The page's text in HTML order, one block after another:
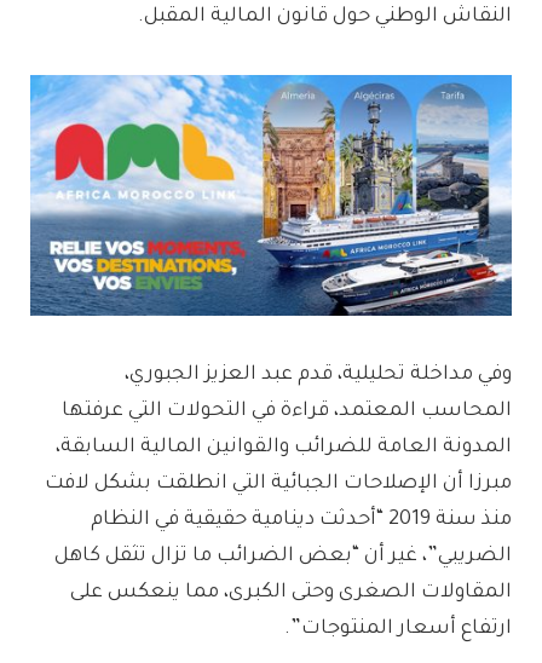
النقاش الوطني حول قانون المالية المقبل.
وفي مداخلة تحليلية، قدم عبد العزيز الجبوري،
المحاسب المعتمد، قراءة في التحولات التي عرفتها
المدونة العامة للضرائب والقوانين المالية السابقة،
مبرزا أن الإصلاحات الجبائية التي انطلقت بشكل لافت
منذ سنة 2019 “أحدثت دينامية حقيقية في النظام
الضريبي”، غير أن “بعض الضرائب ما تزال تثقل كاهل
المقاولات الصغرى وحتى الكبرى، مما ينعكس على
ارتفاع أسعار المنتوجات”.